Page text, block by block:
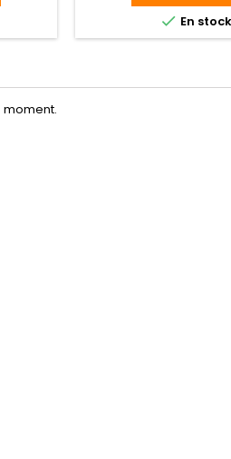
 En stock
moment.